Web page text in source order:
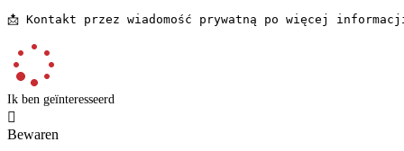
📩 Kontakt przez wiadomość prywatną po więcej
Ik ben geïnteresseerd

Bewaren